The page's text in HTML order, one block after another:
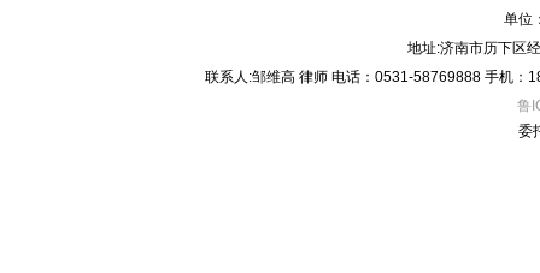
单位
地址:济南市历下区
联系人:邹维高 律师 电话：0531-58769888 手机
鲁
委